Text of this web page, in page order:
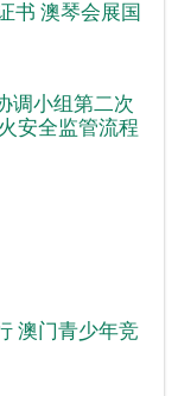
书 澳琴会展国
调小组第二次
安全监管流程
澳门青少年竞